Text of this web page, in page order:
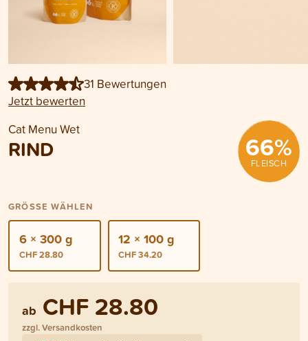
31 Bewertungen
Jetzt bewerten
Cat Menu Wet
RIND 66%
FLEISCH
GRÖSSE WÄHLEN
6 × 300 g
CHF 28.80
12 × 100 g
CHF 34.20
ab CHF 28.80
zzgl. Versandkosten